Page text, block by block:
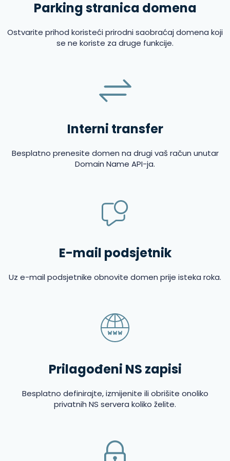
Parking stranica domena
Ostvarite prihod koristeći prirodni saobraćaj domena koji
se ne koriste za druge funkcije.
Interni transfer
Besplatno prenesite domen na drugi vaš račun unutar
Domain Name API-ja.
E-mail podsjetnik
Uz e-mail podsjetnike obnovite domen prije isteka roka.
Prilagođeni NS zapisi
Besplatno definirajte, izmijenite ili obrišite onoliko
privatnih NS servera koliko želite.